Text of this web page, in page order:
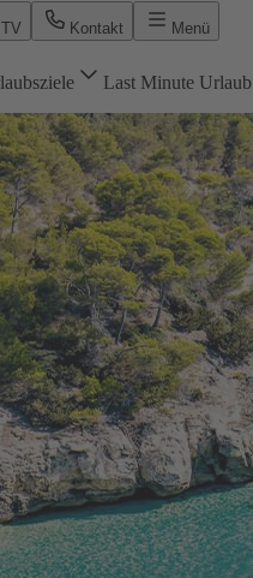
TV Kontakt Menü
Last Minute Urlaub